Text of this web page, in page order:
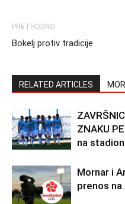
PRETHODNO
Bokelj protiv tradicije
RELATED ARTICLES
ZNAKU
na
Mornar i
prenos